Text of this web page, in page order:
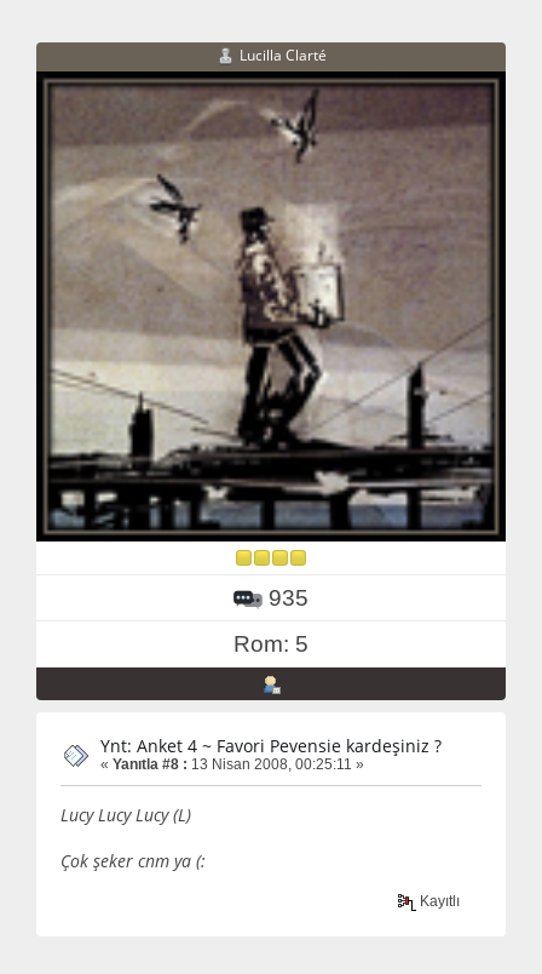
Lucilla Clarté
935
Rom: 5
Ynt: Anket 4 ~ Favori Pevensie kardeşiniz ?
« Yanıtla #8 : 13 Nisan 2008, 00:25:11 »
Lucy Lucy Lucy (L)
Çok şeker cnm ya (:
Kayıtlı